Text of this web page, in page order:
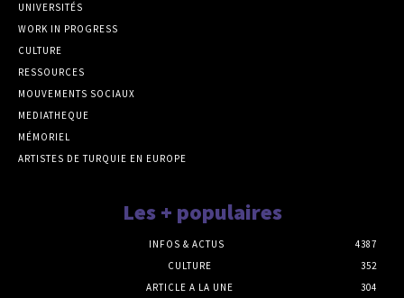
UNIVERSITÉS
WORK IN PROGRESS
CULTURE
RESSOURCES
MOUVEMENTS SOCIAUX
MEDIATHEQUE
MÉMORIEL
ARTISTES DE TURQUIE EN EUROPE
Les + populaires
INFOS & ACTUS
4387
CULTURE
352
ARTICLE A LA UNE
304